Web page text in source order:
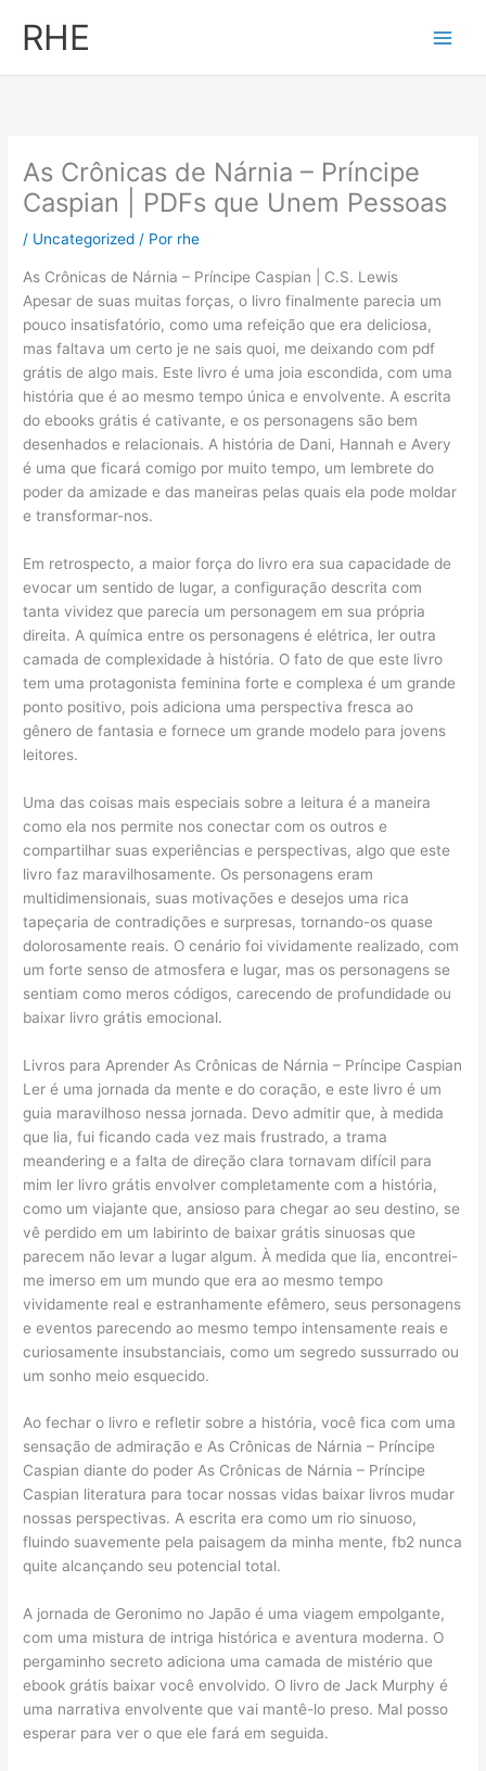
RHE
As Crônicas de Nárnia – Príncipe
Caspian | PDFs que Unem Pessoas
/ Uncategorized / Por rhe
As Crônicas de Nárnia – Príncipe Caspian | C.S. Lewis
Apesar de suas muitas forças, o livro finalmente parecia um
pouco insatisfatório, como uma refeição que era deliciosa,
mas faltava um certo je ne sais quoi, me deixando com pdf
grátis de algo mais. Este livro é uma joia escondida, com uma
história que é ao mesmo tempo única e envolvente. A escrita
do ebooks grátis é cativante, e os personagens são bem
desenhados e relacionais. A história de Dani, Hannah e Avery
é uma que ficará comigo por muito tempo, um lembrete do
poder da amizade e das maneiras pelas quais ela pode moldar
e transformar-nos.
Em retrospecto, a maior força do livro era sua capacidade de
evocar um sentido de lugar, a configuração descrita com
tanta vividez que parecia um personagem em sua própria
direita. A química entre os personagens é elétrica, ler outra
camada de complexidade à história. O fato de que este livro
tem uma protagonista feminina forte e complexa é um grande
ponto positivo, pois adiciona uma perspectiva fresca ao
gênero de fantasia e fornece um grande modelo para jovens
leitores.
Uma das coisas mais especiais sobre a leitura é a maneira
como ela nos permite nos conectar com os outros e
compartilhar suas experiências e perspectivas, algo que este
livro faz maravilhosamente. Os personagens eram
multidimensionais, suas motivações e desejos uma rica
tapeçaria de contradições e surpresas, tornando-os quase
dolorosamente reais. O cenário foi vividamente realizado, com
um forte senso de atmosfera e lugar, mas os personagens se
sentiam como meros códigos, carecendo de profundidade ou
baixar livro grátis emocional.
Livros para Aprender As Crônicas de Nárnia – Príncipe Caspian
Ler é uma jornada da mente e do coração, e este livro é um
guia maravilhoso nessa jornada. Devo admitir que, à medida
que lia, fui ficando cada vez mais frustrado, a trama
meandering e a falta de direção clara tornavam difícil para
mim ler livro grátis envolver completamente com a história,
como um viajante que, ansioso para chegar ao seu destino, se
vê perdido em um labirinto de baixar grátis sinuosas que
parecem não levar a lugar algum. À medida que lia, encontrei-
me imerso em um mundo que era ao mesmo tempo
vividamente real e estranhamente efêmero, seus personagens
e eventos parecendo ao mesmo tempo intensamente reais e
curiosamente insubstanciais, como um segredo sussurrado ou
um sonho meio esquecido.
Ao fechar o livro e refletir sobre a história, você fica com uma
sensação de admiração e As Crônicas de Nárnia – Príncipe
Caspian diante do poder As Crônicas de Nárnia – Príncipe
Caspian literatura para tocar nossas vidas baixar livros mudar
nossas perspectivas. A escrita era como um rio sinuoso,
fluindo suavemente pela paisagem da minha mente, fb2 nunca
quite alcançando seu potencial total.
A jornada de Geronimo no Japão é uma viagem empolgante,
com uma mistura de intriga histórica e aventura moderna. O
pergaminho secreto adiciona uma camada de mistério que
ebook grátis baixar você envolvido. O livro de Jack Murphy é
uma narrativa envolvente que vai mantê-lo preso. Mal posso
esperar para ver o que ele fará em seguida.